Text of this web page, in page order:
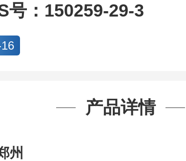
号：150259-29-3
产品详情
州